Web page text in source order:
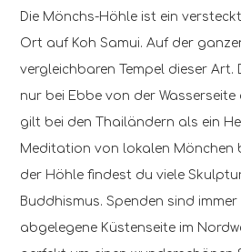
Die Mönchs-Höhle ist ein
Ort auf Koh Samui. Auf der
vergleichbaren Tempel dieser Art.
nur bei Ebbe von der
gilt bei den Thailändern als ein
Meditation von lokalen Mönchen
der Höhle findest du viele
Buddhismus. Spenden sind immer
abgelegene Küstenseite im